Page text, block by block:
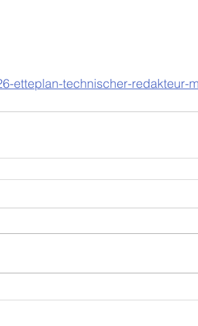
etteplan-technischer-redakteur-